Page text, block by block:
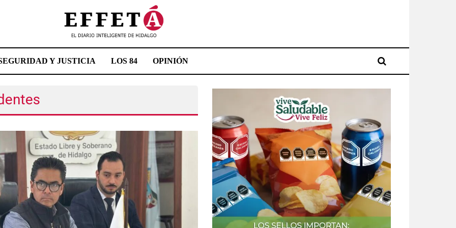
Y JUSTICIA LOS 84 OPINIÓN